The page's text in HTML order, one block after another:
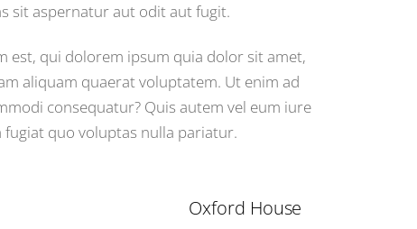
sit aspernatur aut odit aut fugit.
est, qui dolorem ipsum quia dolor sit amet,
aliquam quaerat voluptatem. Ut enim ad
consequatur? Quis autem vel eum iure
quo voluptas nulla pariatur.
Oxford House